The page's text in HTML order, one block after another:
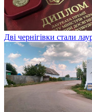
Дві чернігівки стали